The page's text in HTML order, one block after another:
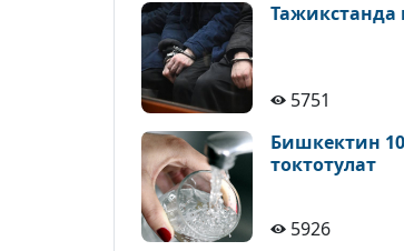
5751
Бишкектин
токтотулат
5926